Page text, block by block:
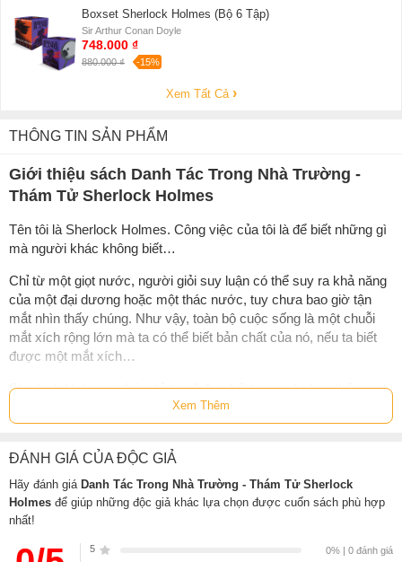
Boxset Sherlock Holmes (Bộ 6 Tập)
Sir Arthur Conan Doyle
748.000 ₫
880.000 ₫ -15%
Xem Tất Cả
THÔNG TIN SẢN PHẨM
Giới thiệu sách Danh Tác Trong Nhà Trường -
Thám Tử Sherlock Holmes
Tên tôi là Sherlock Holmes. Công việc của tôi là để biết những gì
mà người khác không biết…
Chỉ từ một giọt nước, người giỏi suy luận có thể suy ra khả năng
của một đại dương hoặc một thác nước, tuy chưa bao giờ tận
mắt nhìn thấy chúng. Như vậy, toàn bộ cuộc sống là một chuỗi
mắt xích rộng lớn mà ta có thể biết bản chất của nó, nếu ta biết
được một mắt xích…
Sherlock Holmes - thám tử tư vĩ đại nhất trong văn học thế giới.
Lạnh lùng, quyết đoán, dũng cảm, giàu lòng chính nghĩa, tài quan
sát đáng kinh ngạc, khả năng suy luận tuyệt vời nhờ vào những
những sự thực bị bẻ cong hình thành một kinh điển bất hủ trong
lĩnh vực văn học trinh thám.
Sherlock Holmes đã xuất hiện trong 4 tiểu thuyết và 56 truyện
đều được viết dưới dạng ghi chép của bác sĩ John H. Watson,
Xem Thêm
ĐÁNH GIÁ CỦA ĐỘC GIẢ
Hãy đánh giá Danh Tác Trong Nhà Trường - Thám Tử Sherlock
Holmes để giúp những độc giả khác lựa chọn được cuốn sách phù hợp
nhất!
5
0% | 0 đánh giá